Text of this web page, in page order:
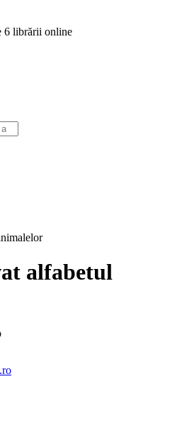
6 librării online
alfabetul